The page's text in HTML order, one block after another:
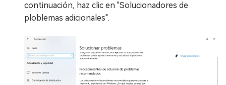
continuación, haz clic en "Solucionadores de
ploblemas adicionales".